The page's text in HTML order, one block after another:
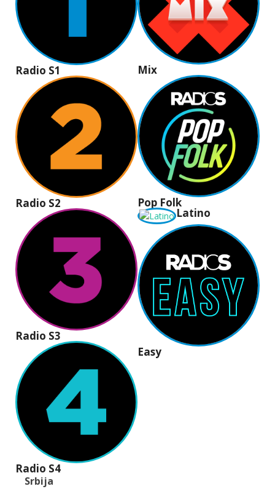
Radio S1
Radio S2
Radio S3
Radio S4
Mix
Pop Folk
Latino
Easy
Srbija